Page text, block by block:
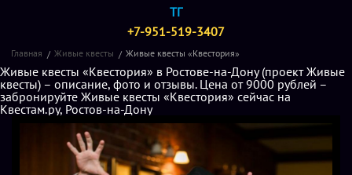
ТГ
+7-951-519-3407
Главная Живые квесты Живые квесты «Квестория»
Живые квесты «Квестория» в Ростове-на-Дону (проект Живые
квесты) – описание, фото и отзывы. Цена от 9000 рублей –
забронируйте Живые квесты «Квестория» сейчас на
Квестам.ру, Ростов-на-Дону